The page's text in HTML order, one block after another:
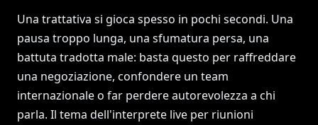
Una trattativa si gioca spesso in pochi secondi. Una
pausa troppo lunga, una sfumatura persa, una
battuta tradotta male: basta questo per raffreddare
una negoziazione, confondere un team
internazionale o far perdere autorevolezza a chi
parla. Il tema dell'interprete live per riunioni